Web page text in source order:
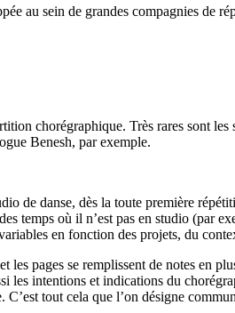
au sein de grandes compagnies de
chorégraphique. Très rares sont
Benesh, par exemple.
de danse, dès la toute première
temps où il n’est pas en studio (par
en fonction des projets, du
pages se remplissent de notes en
intentions et indications du
tout cela que l’on désigne